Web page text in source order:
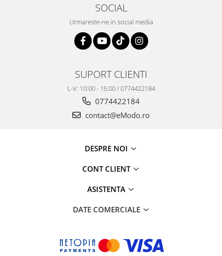
SOCIAL
Urmareste-ne in social media
SUPORT CLIENTI
L-V: 10:00 - 15:00 / 0774422184
0774422184
contact@eModo.ro
DESPRE NOI
CONT CLIENT
ASISTENTA
DATE COMERCIALE